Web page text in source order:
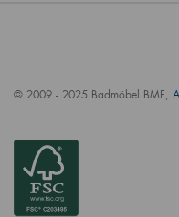
© 2009 - 2025 Badmöbel BMF,